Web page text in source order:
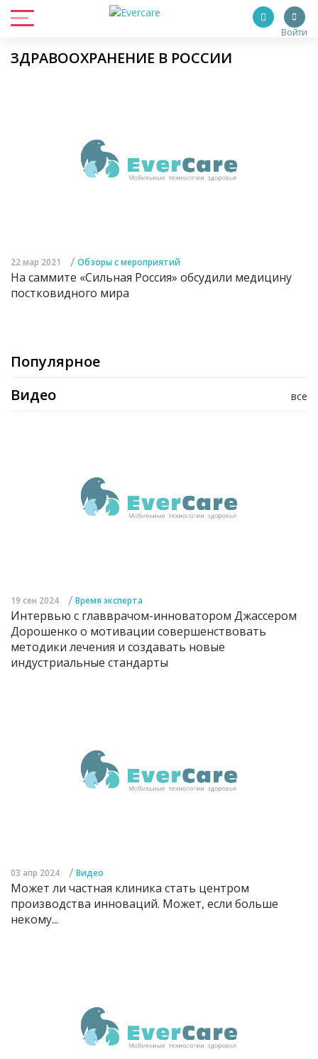
Войти
ЗДРАВООХРАНЕНИЕ В РОССИИ
22 мар 2021 / Обзоры с мероприятий
На саммите «Сильная Россия» обсудили медицину
постковидного мира
Популярное
все
Видео
19 сен 2024 / Время эксперта
Интервью с главврачом-инноватором Джассером
Дорошенко о мотивации совершенствовать
методики лечения и создавать новые
индустриальные стандарты
03 апр 2024 / Видео
Может ли частная клиника стать центром
производства инноваций. Может, если больше
некому...